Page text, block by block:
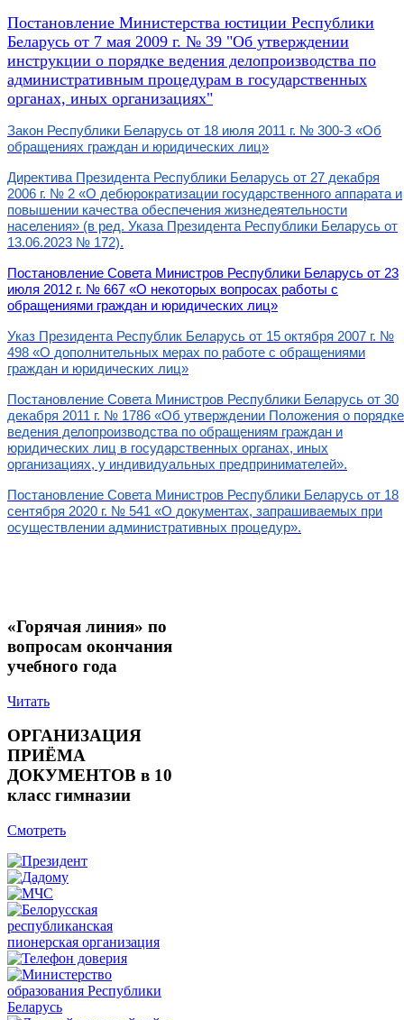
Постановление Министерства юстиции Республики
Беларусь от 7 мая 2009 г. № 39 "Об утверждении
инструкции о порядке ведения делопроизводства по
административным процедурам в государственных
органах, иных организациях"
Закон Республики Беларусь от 18 июля 2011 г. № 300-З «Об
обращениях граждан и юридических лиц»
Директива Президента Республики Беларусь от 27 декабря
2006 г. № 2 «О дебюрократизации государственного аппарата и
повышении качества обеспечения жизнедеятельности
населения» (в ред. Указа Президента Республики Беларусь от
13.06.2023 № 172).
Постановление Совета Министров Республики Беларусь от 23
июля 2012 г. № 667 «О некоторых вопросах работы с
обращениями граждан и юридических лиц»
Указ Президента Республик Беларусь от 15 октября 2007 г. №
498 «О дополнительных мерах по работе с обращениями
граждан и юридических лиц»
Постановление Совета Министров Республики Беларусь от 30
декабря 2011 г. № 1786 «Об утверждении Положения о порядке
ведения делопроизводства по обращениям граждан и
юридических лиц в государственных органах, иных
организациях, у индивидуальных предпринимателей».
Постановление Совета Министров Республики Беларусь от 18
сентября 2020 г. № 541 «О документах, запрашиваемых при
осуществлении административных процедур».
«Горячая линия» по
вопросам окончания
учебного года
Читать
ОРГАНИЗАЦИЯ
ПРИЁМА
ДОКУМЕНТОВ в 10
класс гимназии
Смотреть